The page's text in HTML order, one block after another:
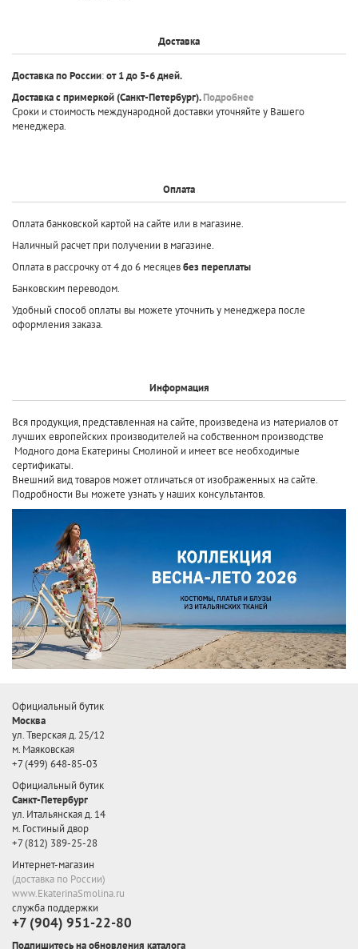
Доставка
Доставка по России:от 1 до 5-6 дней.
Доставка с примеркой(Санкт-Петербург).Подробнее
Сроки и стоимость международной доставки уточняйте у Вашего
менеджера.
Оплата
Оплата банковской картой на сайте или в магазине.
Наличный расчет при получении в магазине.
Оплата в рассрочку от 4 до 6 месяцевбез переплаты
Банковским переводом.
Удобный способ оплаты вы можете уточнить у менеджера после
оформления заказа.
Информация
Вся продукция, представленная на сайте, произведена из материалов от
лучших европейских производителей на собственном производстве
Модного дома Екатерины Смолиной и имеет все необходимые
сертификаты.
Внешний вид товаров может отличаться от изображенных на сайте.
Подробности Вы можете узнать у наших консультантов.
Официальный бутик
Москва
ул. Тверская д. 25/12
м. Маяковская
+7 (499) 648-85-03
Официальный бутик
Санкт-Петербург
ул. Итальянская д. 14
м. Гостиный двор
+7 (812) 389-25-28
Интернет-магазин
(доставка по России)
www.EkaterinaSmolina.ru
служба поддержки
+7 (904) 951-22-80
Подпишитесь на обновления каталога